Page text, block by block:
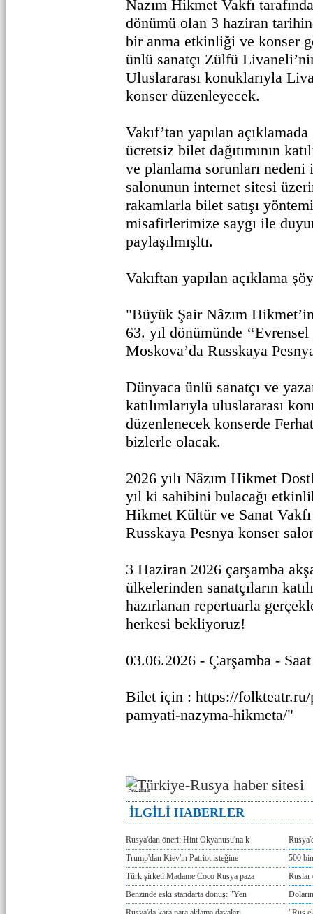
Nazım Hikmet Vakfı
dönümü olan 3 haziran
bir anma etkinliği ve konser
ünlü sanatçı Zülfü
Uluslararası konuklarıyla
konser düzenleyecek.
Vakıf’tan yapılan
ücretsiz bilet dağıtımının
ve planlama sorunları nedeni
salonunun internet sitesi
rakamlarla bilet satışı
misafirlerimize saygı ile
paylaşılmışltı.
Vakıftan yapılan açıklama
"Büyük Şair Nâzım Hikmet’in
63. yıl dönümünde
Moskova’da Russkaya
Dünyaca ünlü sanatçı ve
katılımlarıyla uluslararası
düzenlenecek konserde
bizlerle olacak.
2026 yılı Nâzım Hikmet
yıl ki sahibini bulacağı
Hikmet Kültür ve Sanat
Russkaya Pesnya konser
3 Haziran 2026 çarşamba
ülkelerinden sanatçıların
hazırlanan repertuarla
herkesi bekliyoruz!
03.06.2026 - Çarşamba -
Bilet için : https://
pamyati-nazyma-hikmeta/"
Реклама
İLGİLİ HABERLER
Rusya'dan öneri: Hint Okyanusu'na k
Trump'dan Kiev'in Patriot isteğine
500
Türk şirketi Madame Coco Rusya paza
Ruslar
Benzinde eski standarta dönüş: "Yen